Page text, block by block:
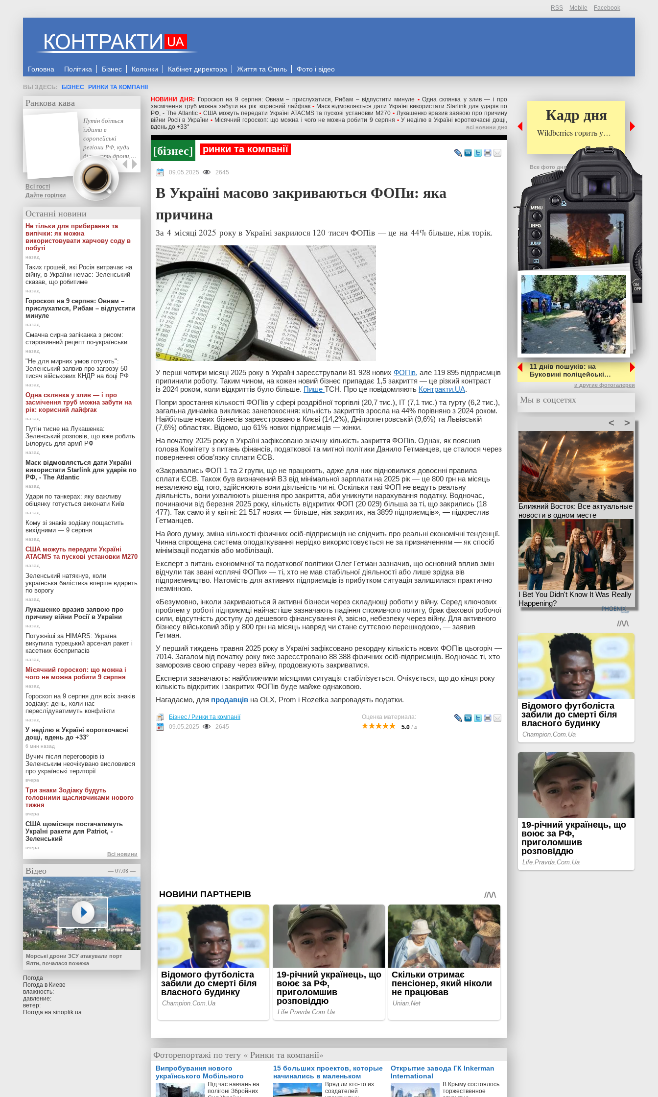
RSS Mobile Facebook
Головна Політика Бізнес Колонки Кабінет директора Життя та Стиль Фото і відео
БІЗНЕС
РИНКИ ТА КОМПАНІЇ
НОВИНИ ДНЯ:
Гороскоп на 9 серпня: Овнам – прислухатися, Рибам – відпустити минуле • Одна склянка у злив — і про
засмічення труб можна забути на рік: корисний лайфгак • Маск відмовляється дати Україні використати Starlink для ударів по
РФ, - The Atlantic • США можуть передати Україні ATACMS та пускові установки M270 • Лукашенко вразив заявою про причину
війни Росії в України • Місячний гороскоп: що можна і чого не можна робити 9 серпня • У неділю в Україні короткочасні дощі,
вдень до +33°
всі новини дня
бізнес ринки та компанії
09.05.2025 2645
В Україні масово закриваються ФОПи: яка
причина
За 4 місяці 2025 року в Україні закрилося 120 тисяч ФОПів — це на 44% більше, ніж торік.
У перші чотири місяці 2025 року в Україні зареєстрували 81 928 нових ФОПів, але 119 895 підприємців
припинили роботу. Таким чином, на кожен новий бізнес припадає 1,5 закриття — це різкий контраст
із 2024 роком, коли відкриттів було більше. Пише ТСН. Про це повідомляють Контракти.UA.
Попри зростання кількості ФОПів у сфері роздрібної торгівлі (20,7 тис.), IT (7,1 тис.) та гурту (6,2 тис.),
загальна динаміка викликає занепокоєння: кількість закриттів зросла на 44% порівняно з 2024 роком.
Найбільше нових бізнесів зареєстровано в Києві (14,2%), Дніпропетровській (9,6%) та Львівській
(7,6%) областях. Відомо, що 61% нових підприємців — жінки.
На початку 2025 року в Україні зафіксовано значну кількість закриття ФОПів. Однак, як пояснив
голова Комітету з питань фінансів, податкової та митної політики Данило Гетманцев, це сталося через
повернення обов’язку сплати ЄСВ.
«Закривались ФОП 1 та 2 групи, що не працюють, адже для них відновилися довоєнні правила
сплати ЄСВ. Також був визначений ВЗ від мінімальної зарплати на 2025 рік — це 800 грн на місяць
незалежно від того, здійснюють вони діяльність чи ні. Оскільки такі ФОП не ведуть реальну
діяльність, вони ухвалюють рішення про закриття, аби уникнути нарахування податку. Водночас,
починаючи від березня 2025 року, кількість відкритих ФОП (20 029) більша за ті, що закрились (18
477). Так само й у квітні: 21 517 нових — більше, ніж закритих, на 3899 підприємців», — підкреслив
Гетманцев.
На його думку, зміна кількості фізичних осіб-підприємців не свідчить про реальні економічні тенденції.
Чинна спрощена система оподаткування нерідко використовується не за призначенням — як спосіб
мінімізації податків або мобілізації.
Експерт з питань економічної та податкової політики Олег Гетман зазначив, що основний вплив змін
відчули так звані «сплячі ФОПи» — ті, хто не мав стабільної діяльності або лише зрідка вів
підприємництво. Натомість для активних підприємців із прибутком ситуація залишилася практично
незмінною.
«Безумовно, інколи закриваються й активні бізнеси через складнощі роботи у війну. Серед ключових
проблем у роботі підприємці найчастіше зазначають падіння споживчого попиту, брак фахової робочої
сили, відсутність доступу до дешевого фінансування й, звісно, небезпеку через війну. Для активного
бізнесу військовий збір у 800 грн на місяць навряд чи стане суттєвою перешкодою», — заявив
Гетман.
У перший тиждень травня 2025 року в Україні зафіксовано рекордну кількість нових ФОПів цьогоріч —
7014. Загалом від початку року вже зареєстровано 88 388 фізичних осіб-підприємців. Водночас ті, хто
заморозив свою справу через війну, продовжують закриватися.
Експерти зазначають: найближчими місяцями ситуація стабілізується. Очікується, що до кінця року
кількість відкритих і закритих ФОПів буде майже однаковою.
Нагадаємо, для продавців на OLX, Prom і Rozetka запровадять податки.
Оценка материала:
5.0 / 4
Бізнес / Ринки та компанії
09.05.2025
2645
Фоторепортажі по тегу « Ринки та компанії»
Випробування нового
українського Мобільного
мінометного комплексу
Під час навчань на
полігоні Збройних
15 больших проектов, которые
начинались в маленьком
гараже
Вряд ли кто-то из
создателей
Открытие завода ГК Inkerman
International
В Крыму состоялось
торжественное
Ранкова кава
Путін боїться
їздити в
європейські
регіони РФ, куди
дістають дрони,…
Всі гості
Дайте горілки
Останні новини
Не тільки для прибирання та
випічки: як можна
використовувати харчову соду в
побуті
Таких грошей, які Росія витрачає на
війну, в України немає: Зеленський
сказав, що робитиме
Гороскоп на 9 серпня: Овнам –
прислухатися, Рибам – відпустити
минуле
Смачна сирна запіканка з рисом:
старовинний рецепт по-українськи
"Не для мирних умов готують":
Зеленський заявив про загрозу 50
тисяч військових КНДР на боці РФ
Одна склянка у злив — і про
засмічення труб можна забути на
рік: корисний лайфгак
Путін тисне на Лукашенка:
Зеленський розповів, що вже робить
Білорусь для армії РФ
Маск відмовляється дати Україні
використати Starlink для ударів по
РФ, - The Atlantic
Удари по танкерах: яку важливу
обіцянку готується виконати Київ
Кому зі знаків зодіаку пощастить
вихідними — 9 серпня
США можуть передати Україні
ATACMS та пускові установки M270
Зеленський натякнув, коли
українська балістика вперше вдарить
по ворогу
Лукашенко вразив заявою про
причину війни Росії в України
Потужніші за HIMARS: Україна
викупила турецький арсенал ракет і
касетних боєприпасів
Місячний гороскоп: що можна і
чого не можна робити 9 серпня
Гороскоп на 9 серпня для всіх знаків
зодіаку: день, коли нас
переслідуватимуть конфлікти
У неділю в Україні короткочасні
дощі, вдень до +33°
Вучич після переговорів із
Зеленським неочікувано висловився
про українські території
Три знаки Зодіаку будуть
головними щасливчиками нового
тижня
США щомісяця постачатимуть
Україні ракети для Patriot, -
Зеленський
Всі новини
Відео — 07.08 —
Морські дрони ЗСУ атакували порт
Ялти, почалася пожежа
Погода
Погода в Киеве
влажность:
давление:
ветер:
Погода на sinoptik.ua
Кадр дня
Wildberries горить у…
Все фото дня
11 днів пошуків: на
Буковині поліцейські…
и другие фотогалереи
Мы в соцсетях
>
<
Ближний Восток: Все актуальные
новости в одном месте
I Bet You Didn't Know It Was Really
Happening?